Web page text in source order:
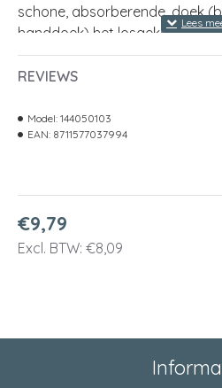
schone, absorberende, doek
handdoek) het losgekomen vuil
REVIEWS
€9,79
Excl. BTW: €8,09
Model: 144050103
EAN: 8711577037994